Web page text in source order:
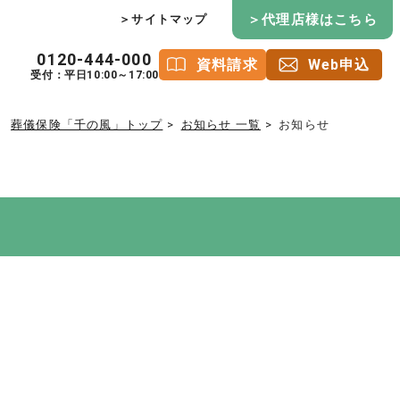
＞サイトマップ ＞代理店様はこちら
0120-444-000
受付：平日10:00～17:00
資料請求 Web申込
葬儀保険「千の風」トップ お知らせ 一覧 お知らせ